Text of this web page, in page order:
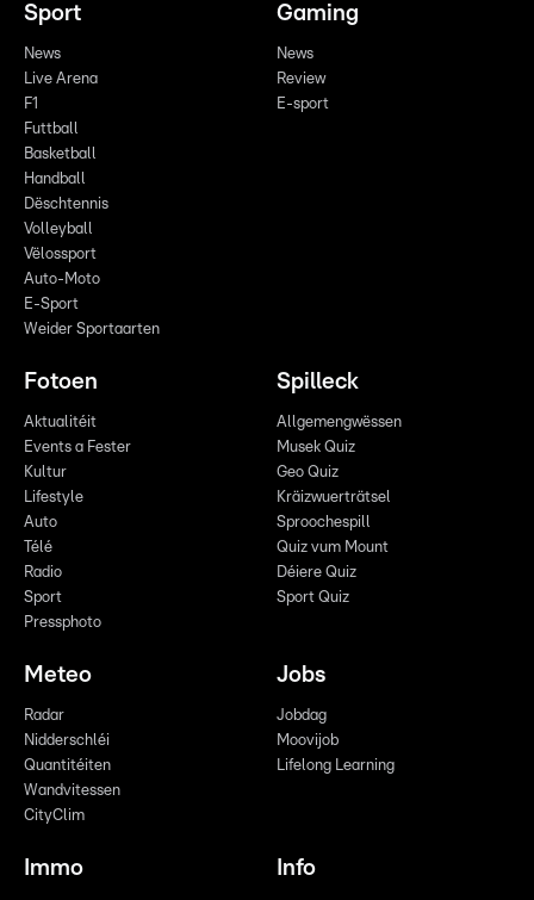
Sport
News
Live Arena
F1
Futtball
Basketball
Handball
Dëschtennis
Volleyball
Vëlossport
Auto-Moto
E-Sport
Weider Sportaarten
Gaming
News
Review
E-sport
Fotoen
Aktualitéit
Events a Fester
Kultur
Lifestyle
Auto
Télé
Radio
Sport
Pressphoto
Spilleck
Allgemengwëssen
Musek Quiz
Geo Quiz
Kräizwuerträtsel
Sproochespill
Quiz vum Mount
Déiere Quiz
Sport Quiz
Meteo
Radar
Nidderschléi
Quantitéiten
Wandvitessen
CityClim
Jobs
Jobdag
Moovijob
Lifelong Learning
Immo Info